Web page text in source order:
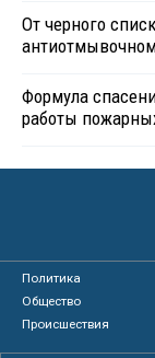
От черного
Формула
работы
Политика
Общество
Происшествия